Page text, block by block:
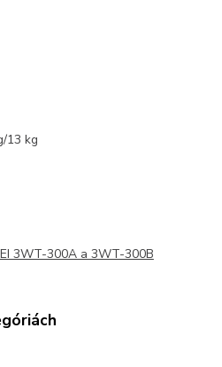
13 kg
3WT-300A a 3WT-300B